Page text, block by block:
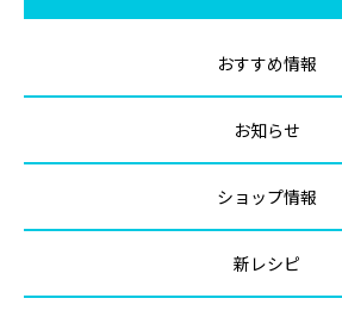
おすすめ情報
お知らせ
ショップ情報
新レシピ